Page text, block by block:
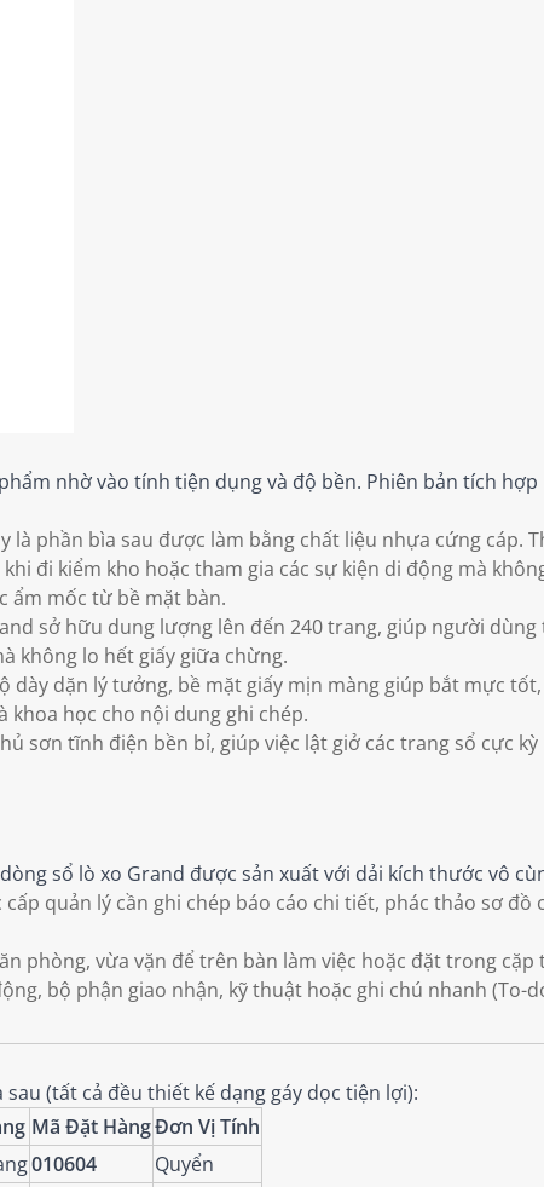
nhờ vào tính tiện dụng và độ bền. Phiên bản tích
là phần bìa sau được làm bằng chất liệu nhựa cứng cáp.
đi kiểm kho hoặc tham gia các sự kiện di động mà
ẩm mốc từ bề mặt bàn.
sở hữu dung lượng lên đến 240 trang, giúp người
không lo hết giấy giữa chừng.
dày dặn lý tưởng, bề mặt giấy mịn màng giúp bắt mực
khoa học cho nội dung ghi chép.
sơn tĩnh điện bền bỉ, giúp việc lật giở các trang sổ cực
sổ lò xo Grand được sản xuất với dải kích thước vô
quản lý cần ghi chép báo cáo chi tiết, phác thảo sơ
phòng, vừa vặn để trên bàn làm việc hoặc đặt trong cặp
bộ phận giao nhận, kỹ thuật hoặc ghi chú nhanh (To-
(tất cả đều thiết kế dạng gáy dọc tiện lợi):
Mã Đặt HàngĐơn Vị Tính
010604
Quyển